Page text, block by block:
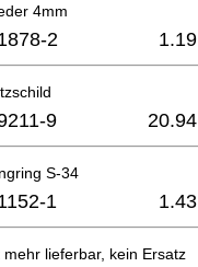
4mm
2 1.19
9 20.94
S-34
1 1.43
mehr lieferbar, kein Ersatz